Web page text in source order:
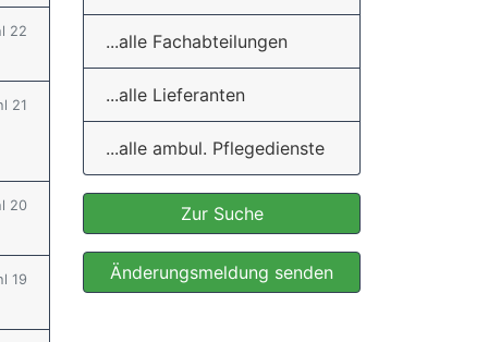
22
21
20
19
...alle Fachabteilungen
...alle Lieferanten
...alle ambul. Pflegedienste
Zur Suche
Änderungsmeldung senden